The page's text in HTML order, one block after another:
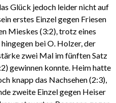
Glück jedoch leider nicht auf
erstes Einzel gegen Friesen
Mieskes (3:2), trotz eines
bei O. Holzer, der
zwei Mal im fünften Satz
gewinnen konnte. Heim hatte
knapp das Nachsehen (2:3),
zweite Einzel gegen Heiser